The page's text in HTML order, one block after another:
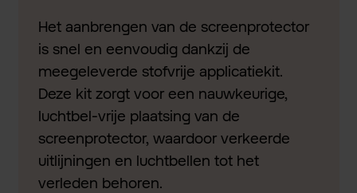
Het aanbrengen van de screenprotector
is snel en eenvoudig dankzij de
meegeleverde stofvrije applicatiekit.
Deze kit zorgt voor een nauwkeurige,
luchtbel-vrije plaatsing van de
screenprotector, waardoor verkeerde
uitlijningen en luchtbellen tot het
verleden behoren.